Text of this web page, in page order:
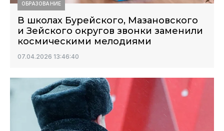
ОБРАЗОВАНИЕ
В школах Бурейского, Мазановского
и Зейского округов звонки заменили
космическими мелодиями
07.04.2026 13:46:40